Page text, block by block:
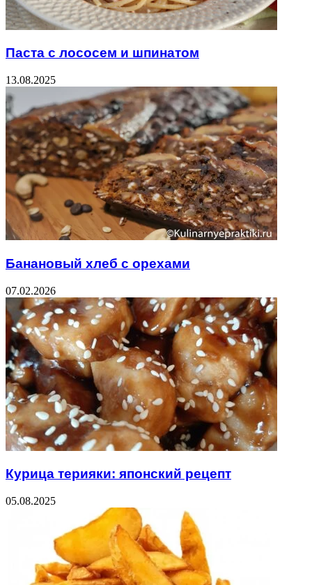
Паста с лососем и шпинатом
13.08.2025
Банановый хлеб с орехами
07.02.2026
Курица терияки: японский рецепт
05.08.2025